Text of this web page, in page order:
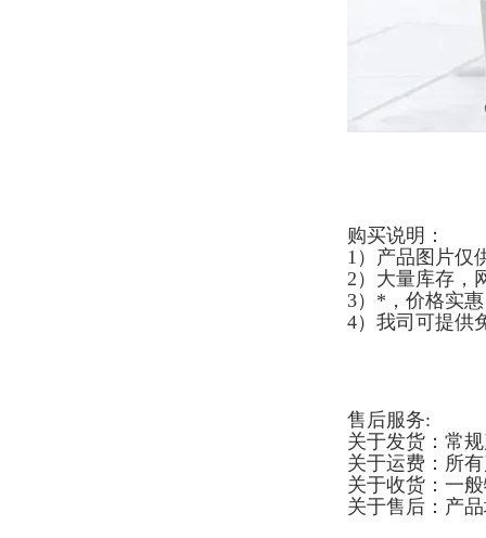
购买说明：
1）产品图片仅
2）大量库存，
3）*，价格实
4）我司可提供
售后服务:
关于发货：常
关于运费：所
关于收货：一
关于售后：产